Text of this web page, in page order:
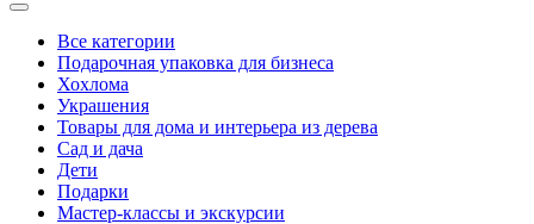
Все категории
Подарочная упаковка для бизнеса
Хохлома
Украшения
Товары для дома и интерьера из дерева
Сад и дача
Дети
Подарки
Мастер-классы и экскурсии